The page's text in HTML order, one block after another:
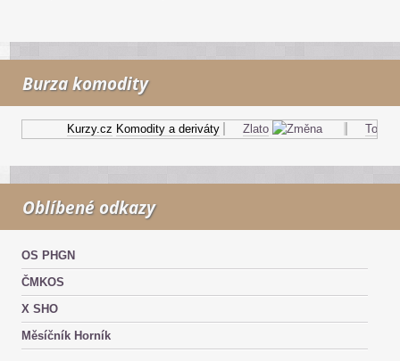
Burza komodity
Kurzy.cz Komodity a deriváty Zlato Topný
Oblíbené odkazy
OS PHGN
ČMKOS
X SHO
Měsíčník Horník